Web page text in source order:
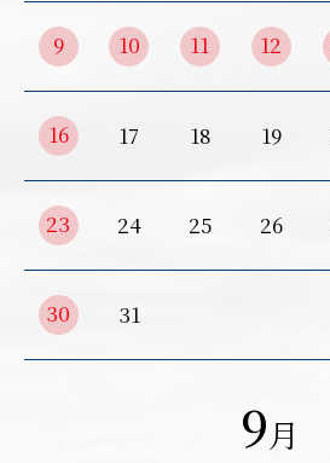
9 10 11 12
16 17 18 19
23 24 25 26
30 31
9月